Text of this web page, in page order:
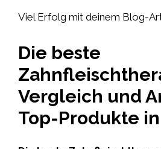
Viel Erfolg mit deinem Blog-
Die beste
Vergleich und
Top-Produkte in